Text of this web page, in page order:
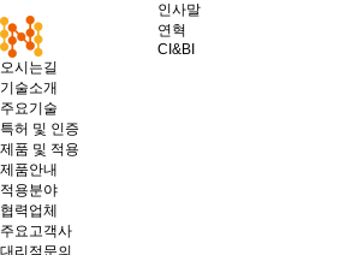
인사말
연혁
CI&BI
오시는길
기술소개
주요기술
특허 및 인증
제품 및 적용
제품안내
적용분야
협력업체
주요고객사
대리점문의